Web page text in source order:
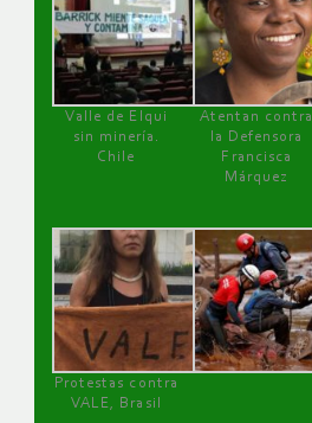
Valle de Elqui
sin minería.
Chile
Atentan contra
la Defensora
Francisca
Márquez
Protestas contra
VALE, Brasil